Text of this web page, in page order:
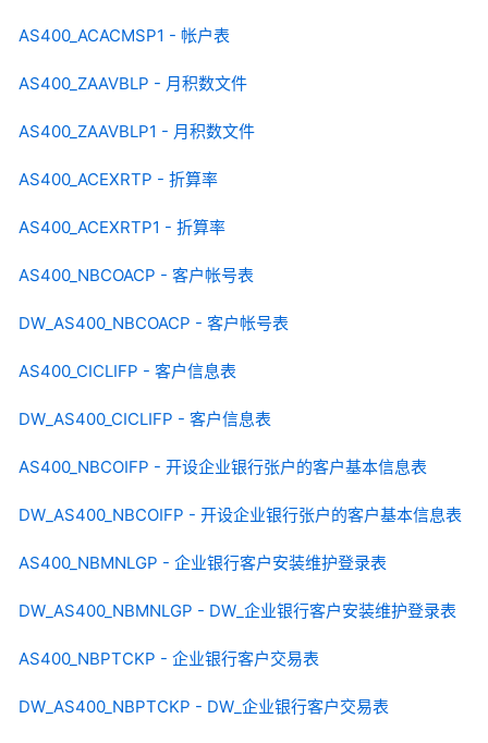
AS400_ACACMSP1 - 帐户表
AS400_ZAAVBLP - 月积数文件
AS400_ZAAVBLP1 - 月积数文件
AS400_ACEXRTP - 折算率
AS400_ACEXRTP1 - 折算率
AS400_NBCOACP - 客户帐号表
DW_AS400_NBCOACP - 客户帐号表
AS400_CICLIFP - 客户信息表
DW_AS400_CICLIFP - 客户信息表
AS400_NBCOIFP - 开设企业银行张户的客户基本信息表
DW_AS400_NBCOIFP - 开设企业银行张户的客户基本信息表
AS400_NBMNLGP - 企业银行客户安装维护登录表
DW_AS400_NBMNLGP - DW_企业银行客户安装维护登录表
AS400_NBPTCKP - 企业银行客户交易表
DW_AS400_NBPTCKP - DW_企业银行客户交易表